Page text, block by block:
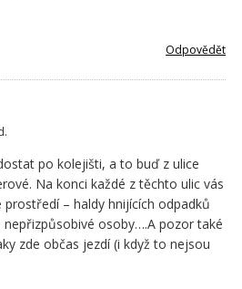
Odpovědět
po kolejišti, a to buď z ulice
Na konci každé z těchto ulic vás
– haldy hnijících odpadků
osoby….A pozor také
zde občas jezdí (i když to nejsou